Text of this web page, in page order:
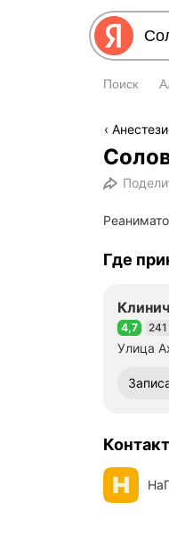
Поиск
Где
Рейтинг
4,7
Улица
Номер телефона: